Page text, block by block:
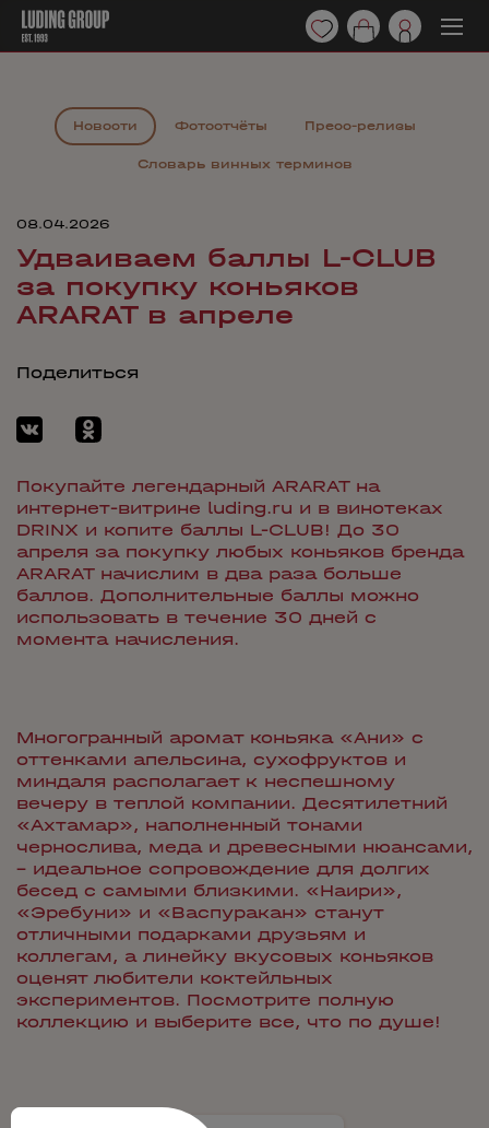
Новости Фотоотчёты Пресс-релизы
Словарь винных терминов
08.04.2026
Удваиваем баллы L-CLUB
за покупку коньяков
ARARAT в апреле
Поделиться
Покупайте легендарный ARARAT на
интернет-витрине luding.ru и в винотеках
DRINX и копите баллы L-CLUB! До 30
апреля за покупку любых коньяков бренда
ARARAT начислим в два раза больше
баллов. Дополнительные баллы можно
использовать в течение 30 дней с
момента начисления.
Многогранный аромат коньяка «Ани» с
оттенками апельсина, сухофруктов и
миндаля располагает к неспешному
вечеру в теплой компании. Десятилетний
«Ахтамар», наполненный тонами
чернослива, меда и древесными нюансами,
– идеальное сопровождение для долгих
бесед с самыми близкими. «Наири»,
«Эребуни» и «Васпуракан» станут
отличными подарками друзьям и
коллегам, а линейку вкусовых коньяков
оценят любители коктейльных
экспериментов. Посмотрите полную
коллекцию и выберите все, что по душе!